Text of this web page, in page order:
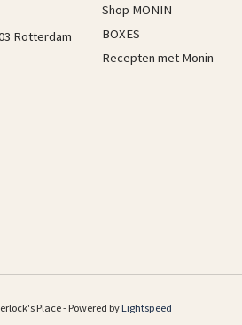
Rotterdam
Shop MONIN
BOXES
Recepten met Monin
Place - Powered byLightspeed